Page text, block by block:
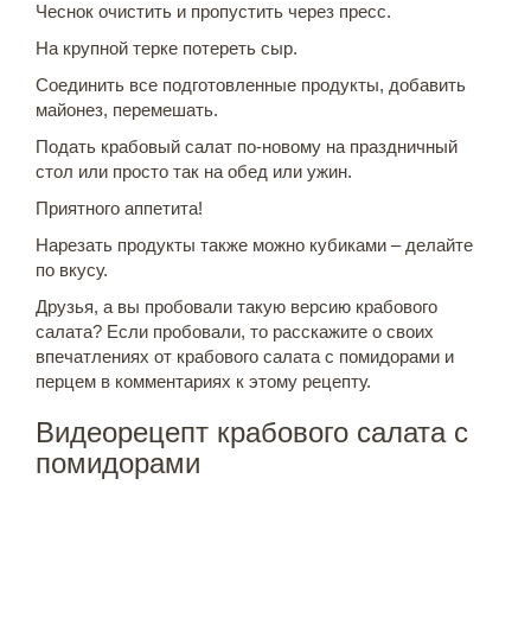
Чеснок очистить и пропустить через пресс.
На крупной терке потереть сыр.
Соединить все подготовленные продукты, добавить
майонез, перемешать.
Подать крабовый салат по-новому на праздничный
стол или просто так на обед или ужин.
Приятного аппетита!
Нарезать продукты также можно кубиками – делайте
по вкусу.
Друзья, а вы пробовали такую версию крабового
салата? Если пробовали, то расскажите о своих
впечатлениях от крабового салата с помидорами и
перцем в комментариях к этому рецепту.
Видеорецепт крабового салата с
помидорами